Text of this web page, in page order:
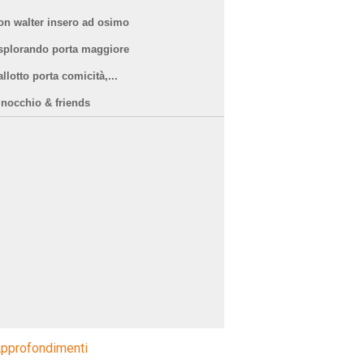
walter insero ad osimo
porta maggiore
porta comicità,...
& friends